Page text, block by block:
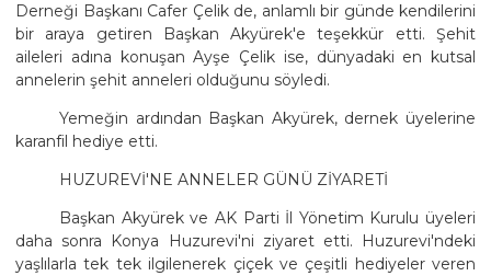
Derneği Başkanı Cafer Çelik de, anlamlı bir günde kendilerini
bir araya getiren Başkan Akyürek'e teşekkür etti. Şehit
aileleri adına konuşan Ayşe Çelik ise, dünyadaki en kutsal
annelerin şehit anneleri olduğunu söyledi.
Yemeğin ardından Başkan Akyürek, dernek üyelerine
karanfil hediye etti.
HUZUREVİ'NE ANNELER GÜNÜ ZİYARETİ
Başkan Akyürek ve AK Parti İl Yönetim Kurulu üyeleri
daha sonra Konya Huzurevi'ni ziyaret etti. Huzurevi'ndeki
yaşlılarla tek tek ilgilenerek çiçek ve çeşitli hediyeler veren